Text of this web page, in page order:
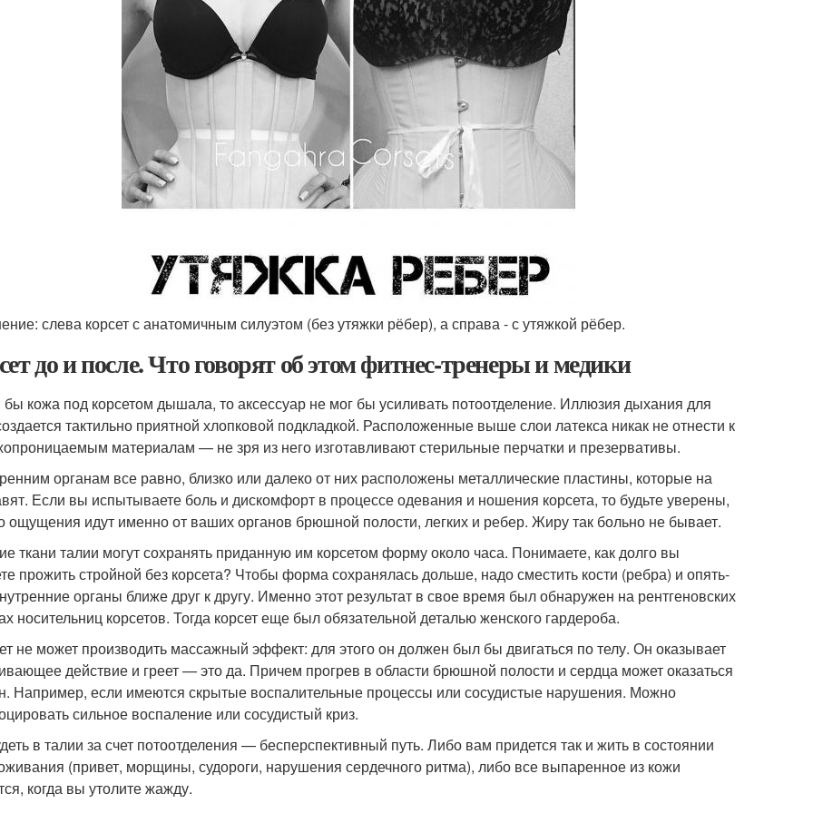
слева корсет с анатомичным силуэтом (без утяжки рёбер), а справа - с утяжкой рёбер.
до и после. Что говорят об этом фитнес-тренеры и медики
кожа под корсетом дышала, то аксессуар не мог бы усиливать потоотделение. Иллюзия дыхания для
тактильно приятной хлопковой подкладкой. Расположенные выше слои латекса никак не отнести к
материалам — не зря из него изготавливают стерильные перчатки и презервативы.
органам все равно, близко или далеко от них расположены металлические пластины, которые на
Если вы испытываете боль и дискомфорт в процессе одевания и ношения корсета, то будьте уверены,
ощущения идут именно от ваших органов брюшной полости, легких и ребер. Жиру так больно не бывает.
ткани талии могут сохранять приданную им корсетом форму около часа. Понимаете, как долго вы
прожить стройной без корсета? Чтобы форма сохранялась дольше, надо сместить кости (ребра) и опять-
органы ближе друг к другу. Именно этот результат в свое время был обнаружен на рентгеновских
носительниц корсетов. Тогда корсет еще был обязательной деталью женского гардероба.
не может производить массажный эффект: для этого он должен был бы двигаться по телу. Он оказывает
действие и греет — это да. Причем прогрев в области брюшной полости и сердца может оказаться
Например, если имеются скрытые воспалительные процессы или сосудистые нарушения. Можно
сильное воспаление или сосудистый криз.
в талии за счет потоотделения — бесперспективный путь. Либо вам придется так и жить в состоянии
(привет, морщины, судороги, нарушения сердечного ритма), либо все выпаренное из кожи
когда вы утолите жажду.